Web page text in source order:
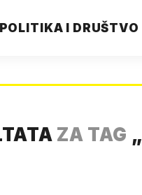
POLITIKA I DRUŠTVO
ZA TAG „